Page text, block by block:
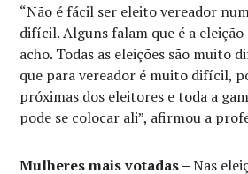
“Não é fácil ser eleito vereador
difícil. Alguns falam que é a
acho. Todas as eleições são muito
que para vereador é muito difícil,
próximas dos eleitores e toda a
pode se colocar ali”, afirmou a
Mulheres mais votadas –Nas